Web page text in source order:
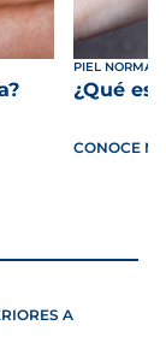
PIEL NORMAL,
¿Qué es
CONOCE
A